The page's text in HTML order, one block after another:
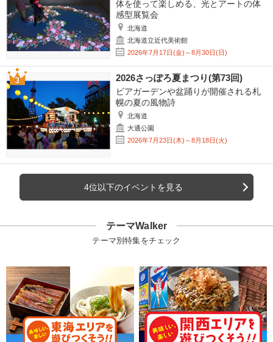
体を使って楽しめる、光とアートの体
感型展覧会
北海道
北海道立近代美術館
2026年7月17日(金)～8月30日(日)
2026さっぽろ夏まつり(第73回)
ビアガーデンや盆踊りが開催される札
幌の夏の風物詩
北海道
大通公園
2026年7月23日(木)～8月18日(火)
4位以下のイベントを見る
テーマWalker
テーマ別特集をチェック